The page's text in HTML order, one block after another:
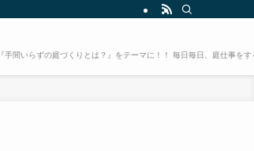
『手間いらずの庭づくりとは？』をテーマに！！ 毎日毎日、庭仕事